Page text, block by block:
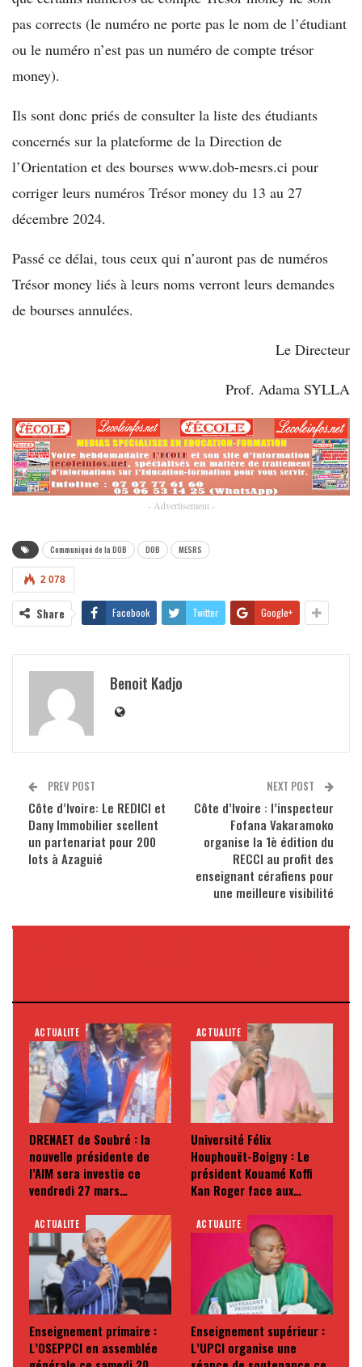
pas corrects (le numéro ne porte pas le nom de l’étudiant
ou le numéro n’est pas un numéro de compte trésor
money).
Ils sont donc priés de consulter la liste des étudiants
concernés sur la plateforme de la Direction de
l’Orientation et des bourses www.dob-mesrs.ci pour
corriger leurs numéros Trésor money du 13 au 27
décembre 2024.
Passé ce délai, tous ceux qui n’auront pas de numéros
Trésor money liés à leurs noms verront leurs demandes
de bourses annulées.
Le Directeur
Prof. Adama SYLLA
- Advertisement -
Communiqué de la DOB DOB MESRS
2 078
Share Facebook Twitter Google+
Benoit Kadjo
PREV POST
Côte d’Ivoire: Le REDICI et
Dany Immobilier scellent
un partenariat pour 200
lots à Azaguié
NEXT POST
Côte d’Ivoire : l’inspecteur
Fofana Vakaramoko
organise la 1è édition du
RECCI au profit des
enseignant cérafiens pour
une meilleure visibilité
ACTUALITE
DRENAET de Soubré : la
nouvelle présidente de
l’AIM sera investie ce
vendredi 27 mars…
ACTUALITE
Université Félix
Houphouët-Boigny : Le
président Kouamé Koffi
Kan Roger face aux…
ACTUALITE
Enseignement primaire :
L’OSEPPCI en assemblée
ACTUALITE
Enseignement supérieur :
L’UPCI organise une